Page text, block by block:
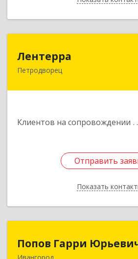
Лентерра
Петродворец
Клиентов на сопровождении
Отправить
Показать
198517, Санкт-
Отправить
Назад
Попов Гарри
Ивангород